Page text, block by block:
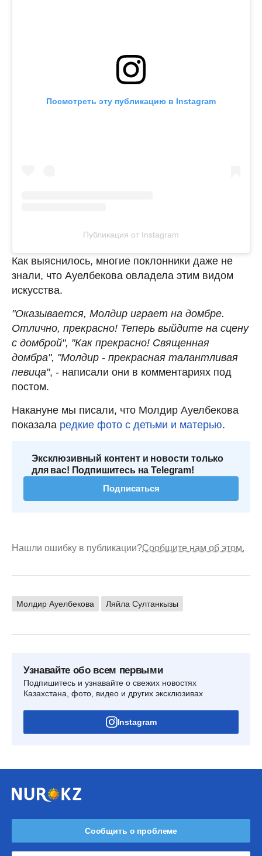
Посмотреть эту публикацию в Instagram
Публикация от Instagram
Как выяснилось, многие поклонники даже не
знали, что Ауелбекова овладела этим видом
искусства.
"Оказывается, Молдир играет на домбре.
Отлично, прекрасно! Теперь выйдите на сцену
с домброй", "Как прекрасно! Священная
домбра", "Молдир - прекрасная талантливая
певица", - написали они в комментариях под
постом.
Накануне мы писали, что Молдир Ауелбекова
показала редкие фото с детьми и матерью.
Эксклюзивный контент и новости только
для вас! Подпишитесь на Telegram!
Подписаться
Нашли ошибку в публикации?Сообщите нам об этом.
Молдир Ауелбекова Ляйла Султанкызы
Узнавайте обо всем первыми
Подпишитесь и узнавайте о свежих новостях
Казахстана, фото, видео и других эксклюзивах
Instagram
Сообщить о проблеме